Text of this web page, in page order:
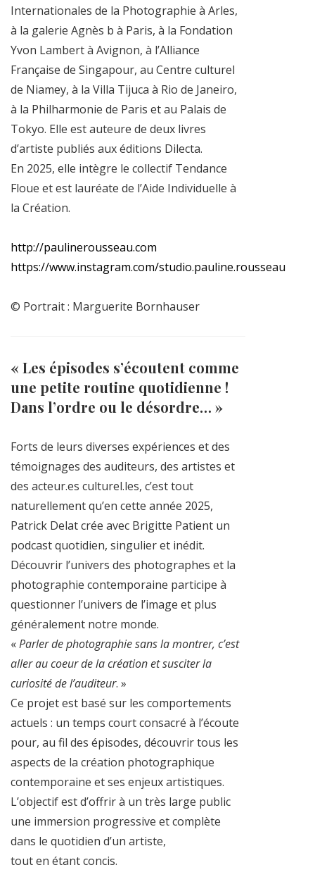
Internationales de la Photographie à Arles,
à la galerie Agnès b à Paris, à la Fondation
Yvon Lambert à Avignon, à l’Alliance
Française de Singapour, au Centre culturel
de Niamey, à la Villa Tijuca à Rio de Janeiro,
à la Philharmonie de Paris et au Palais de
Tokyo. Elle est auteure de deux livres
d’artiste publiés aux éditions Dilecta.
En 2025, elle intègre le collectif Tendance
Floue et est lauréate de l’Aide Individuelle à
la Création.
http://paulinerousseau.com
https://www.instagram.com/studio.pauline.rousseau
© Portrait : Marguerite Bornhauser
« Les épisodes s’écoutent comme
une petite routine quotidienne !
Dans l’ordre ou le désordre… »
Forts de leurs diverses expériences et des
témoignages des auditeurs, des artistes et
des acteur.es culturel.les, c’est tout
naturellement qu’en cette année 2025,
Patrick Delat crée avec Brigitte Patient un
podcast quotidien, singulier et inédit.
Découvrir l’univers des photographes et la
photographie contemporaine participe à
questionner l’univers de l’image et plus
généralement notre monde.
«Parler de photographie sans la montrer, c’est
aller au coeur de la création et susciter la
curiosité de l’auditeur. »
Ce projet est basé sur les comportements
actuels : un temps court consacré à l’écoute
pour, au fil des épisodes, découvrir tous les
aspects de la création photographique
contemporaine et ses enjeux artistiques.
L’objectif est d’offrir à un très large public
une immersion progressive et complète
dans le quotidien d’un artiste,
tout en étant concis.